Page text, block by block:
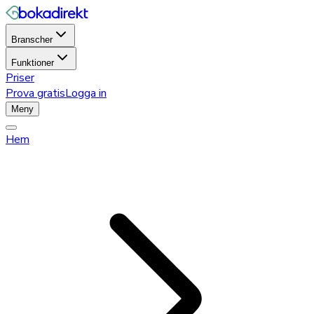
Branscher
Funktioner
Priser
Prova gratisLogga in
Meny
Hem